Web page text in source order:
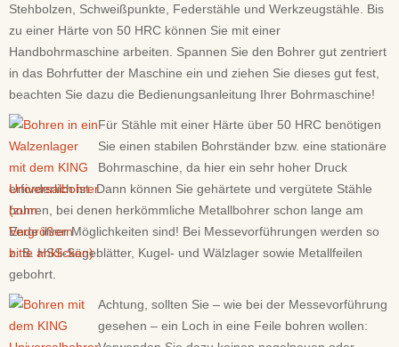
Stehbolzen, Schweißpunkte, Federstähle und Werkzeugstähle. Bis
zu einer Härte von 50 HRC können Sie mit einer
Handbohrmaschine arbeiten. Spannen Sie den Bohrer gut zentriert
in das Bohrfutter der Maschine ein und ziehen Sie dieses gut fest,
beachten Sie dazu die Bedienungsanleitung Ihrer Bohrmaschine!
Für Stähle mit einer Härte über 50 HRC benötigen
Sie einen stabilen Bohrständer bzw. eine stationäre
Bohrmaschine, da hier ein sehr hoher Druck
erforderlich ist. Dann können Sie gehärtete und vergütete Stähle
bohren, bei denen herkömmliche Metallbohrer schon lange am
Ende ihrer Möglichkeiten sind! Bei Messevorführungen werden so
z. B. HSS-Sägeblätter, Kugel- und Wälzlager sowie Metallfeilen
gebohrt.
Achtung, sollten Sie – wie bei der Messevorführung
gesehen – ein Loch in eine Feile bohren wollen: